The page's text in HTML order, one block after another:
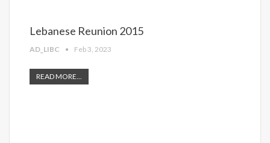
Lebanese Reunion 2015
AD_LIBC Feb 3, 2023
READ MORE...